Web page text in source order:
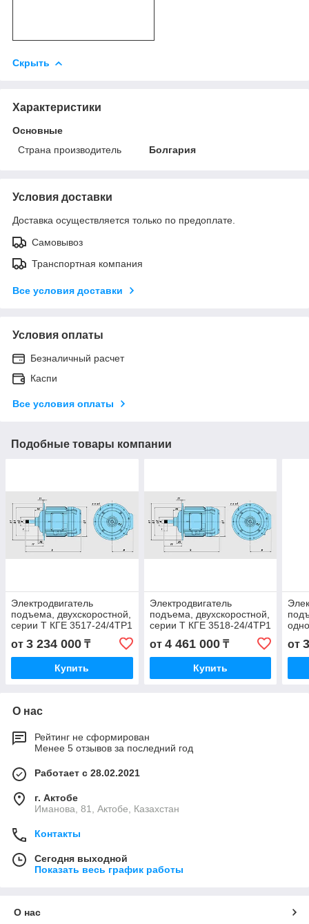
Скрыть
Характеристики
Основные
Страна производитель
Болгария
Условия доставки
Доставка осуществляется только по предоплате.
Самовывоз
Транспортная компания
Все условия доставки
Условия оплаты
Безналичный расчет
Каспи
Все условия оплаты
Подобные товары компании
Электродвигатель
подъема, двухскоростной,
серии T КГЕ 3517-24/4ТР1
KGE 3517-24/4TP1 КГ
3517-24/4 ТР1 KG
от 3 234 000 ₸
Купить
Электродвигатель
подъема, двухскоростной,
серии T КГЕ 3518-24/4ТР1
KGE 3518-24/4TP1 КГ
3518-24/4 ТР1 KG
от 4 461 000₸
Купить
от
О нас
Рейтинг не сформирован
Менее 5 отзывов за последний год
Работает с 28.02.2021
г. Актобе
Иманова, 81, Актобе, Казахстан
Контакты
Сегодня выходной
Показать весь график работы
О нас